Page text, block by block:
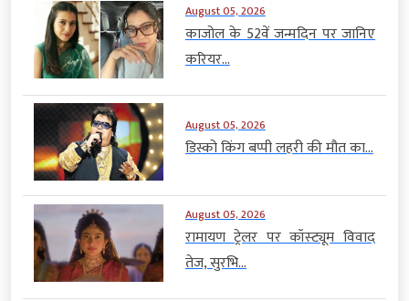
August 05, 2026
काजोल के 52वें जन्मदिन पर जानिए
करियर...
August 05, 2026
डिस्को किंग बप्पी लहरी की मौत का...
August 05, 2026
रामायण ट्रेलर पर कॉस्ट्यूम विवाद
तेज, सुरभि...